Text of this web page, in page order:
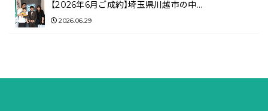
【2026年6月ご成約】埼玉県川越市の中…
2026.06.29